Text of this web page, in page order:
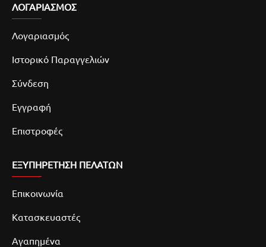
ΛΟΓΑΡΙΑΣΜΌΣ
Λογαριασμός
Ιστορικό Παραγγελιών
Σύνδεση
Εγγραφή
Επιστροφές
ΕΞΥΠΗΡΕΤΗΣΗ ΠΕΛΑΤΩΝ
Επικοινωνία
Κατασκευαστές
Αγαπημένα